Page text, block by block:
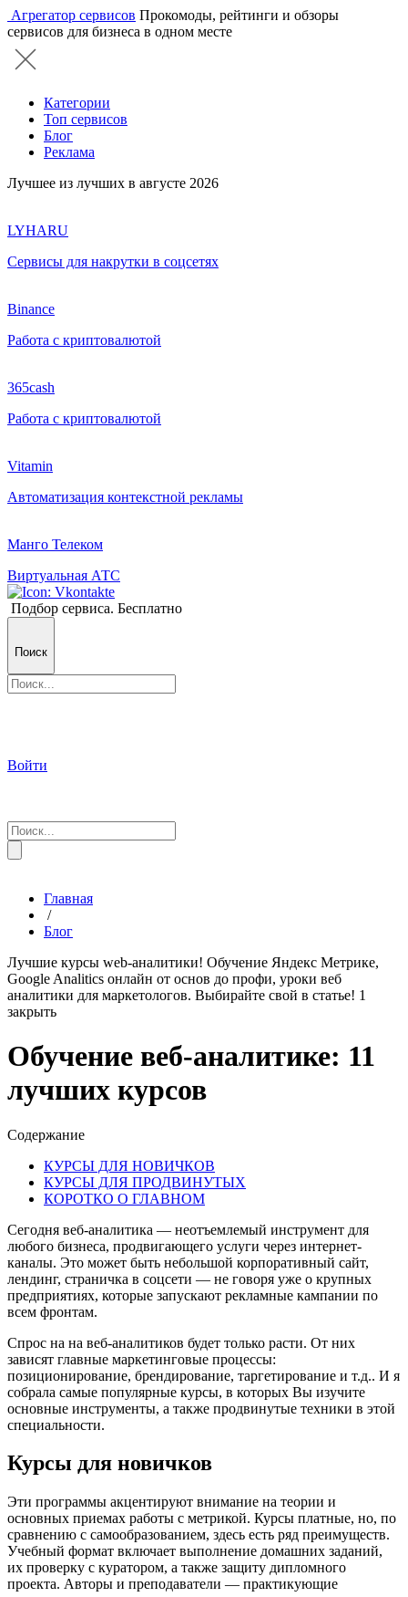
Агрегатор сервисов Прокомоды, рейтинги и обзоры
сервисов для бизнеса в одном месте
Категории
Топ сервисов
Блог
Реклама
Лучшее из лучших в августе 2026
LYHARU
Сервисы для накрутки в соцсетях
Binance
Работа с криптовалютой
365cash
Работа с криптовалютой
Vitamin
Автоматизация контекстной рекламы
Манго Телеком
Виртуальная АТС
Подбор сервиса. Бесплатно
Поиск
Войти
Главная
/
Блог
Лучшие курсы web-аналитики! Обучение Яндекс Метрике,
Google Analitics онлайн от основ до профи, уроки веб
аналитики для маркетологов. Выбирайте свой в статье! 1
закрыть
Обучение веб-аналитике: 11
лучших курсов
Содержание
КУРСЫ ДЛЯ НОВИЧКОВ
КУРСЫ ДЛЯ ПРОДВИНУТЫХ
КОРОТКО О ГЛАВНОМ
Сегодня веб-аналитика — неотъемлемый инструмент для
любого бизнеса, продвигающего услуги через интернет-
каналы. Это может быть небольшой корпоративный сайт,
лендинг, страничка в соцсети — не говоря уже о крупных
предприятиях, которые запускают рекламные кампании по
всем фронтам.
Спрос на на веб-аналитиков будет только расти. От них
зависят главные маркетинговые процессы:
позиционирование, брендирование, таргетирование и т.д.. И я
собрала самые популярные курсы, в которых Вы изучите
основные инструменты, а также продвинутые техники в этой
специальности.
Курсы для новичков
Эти программы акцентируют внимание на теории и
основных приемах работы с метрикой. Курсы платные, но, по
сравнению с самообразованием, здесь есть ряд преимуществ.
Учебный формат включает выполнение домашних заданий,
их проверку с куратором, а также защиту дипломного
проекта. Авторы и преподаватели — практикующие